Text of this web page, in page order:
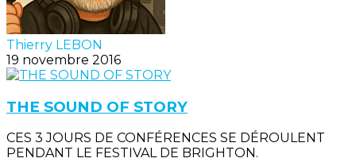
Thierry LEBON
19 novembre 2016
THE SOUND OF STORY
CES 3 JOURS DE CONFÉRENCES SE DÉROULENT
PENDANT LE FESTIVAL DE BRIGHTON.